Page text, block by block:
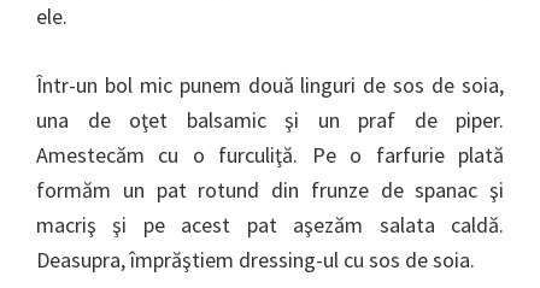
ele.
Într-un bol mic punem două linguri de sos de soia,
una de oţet balsamic şi un praf de piper.
Amestecăm cu o furculiţă. Pe o farfurie plată
formăm un pat rotund din frunze de spanac şi
macriş şi pe acest pat aşezăm salata caldă.
Deasupra, împrăştiem dressing-ul cu sos de soia.